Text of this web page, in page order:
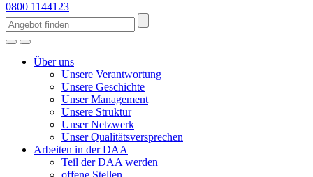
0800 1144123
Über uns
Unsere Verantwortung
Unsere Geschichte
Unser Management
Unsere Struktur
Unser Netzwerk
Unser Qualitätsversprechen
Arbeiten in der DAA
Teil der DAA werden
offene Stellen